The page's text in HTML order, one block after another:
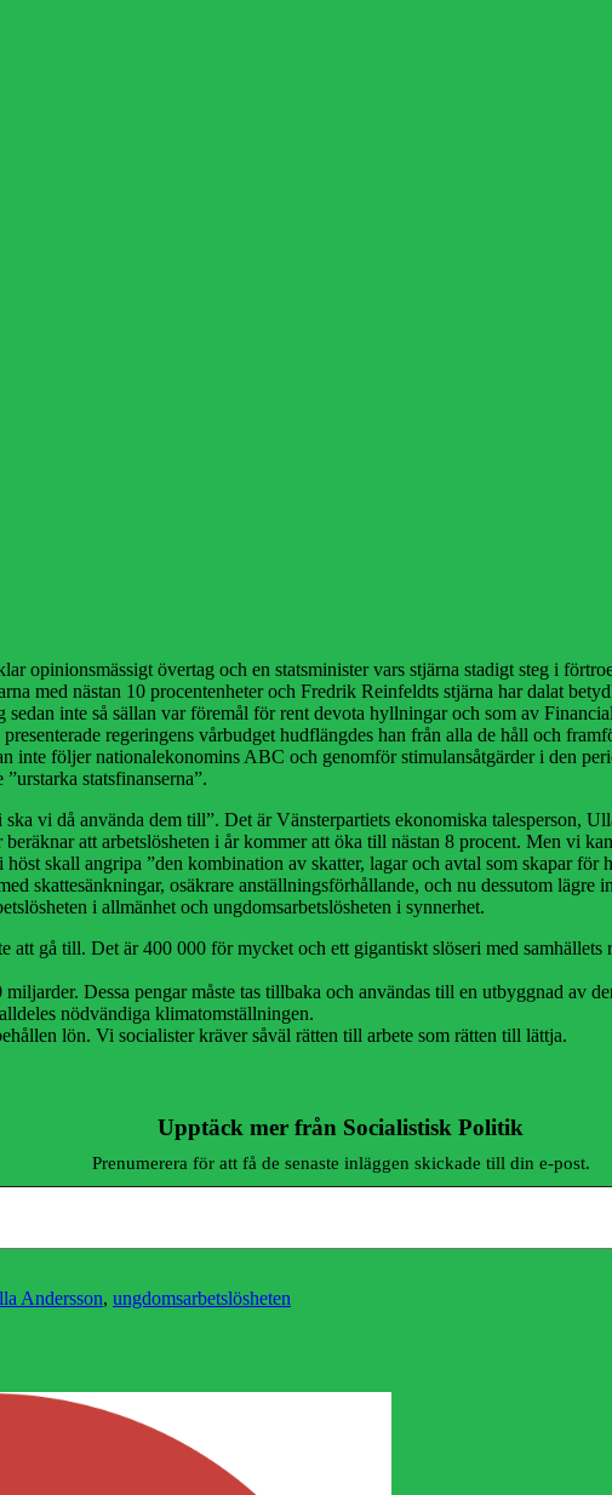
opinionsmässigt övertag och en statsminister vars stjärna stadigt steg i
med nästan 10 procentenheter och Fredrik Reinfeldts stjärna har dalat
inte så sällan var föremål för rent devota hyllningar och som av
regeringens vårbudget hudflängdes han från alla de håll och
inte följer nationalekonomins ABC och genomför stimulansåtgärder i den
statsfinanserna”.
vi då använda dem till”. Det är Vänsterpartiets ekonomiska talesperson,
att arbetslösheten i år kommer att öka till nästan 8 procent. Men vi
skall angripa ”den kombination av skatter, lagar och avtal som skapar för
skattesänkningar, osäkrare anställningsförhållande, och nu dessutom lägre
i allmänhet och ungdomsarbetslösheten i synnerhet.
att gå till. Det är 400 000 för mycket och ett gigantiskt slöseri med
Dessa pengar måste tas tillbaka och användas till en utbyggnad av
nödvändiga klimatomställningen.
lön. Vi socialister kräver såväl rätten till arbete som rätten till lättja.
Upptäck mer från Socialistisk Politik
Prenumerera för att få de senaste inläggen skickade till din e-post.
Andersson, ungdomsarbetslösheten